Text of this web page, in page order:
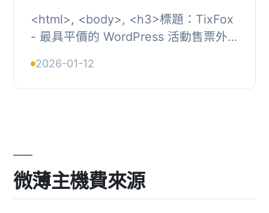
<html>, <body>, <h3>標題：TixFox
- 最具平價的 WordPress 活動售票外
WordP...
2026-01-12
微薄主機費來源